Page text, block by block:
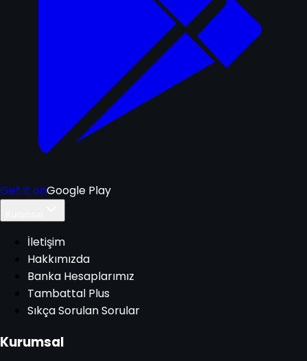
Get it onGoogle Play
İletişim
Hakkımızda
Banka Hesaplarımız
Tambattal Plus
Sıkça Sorulan Sorular
Kurumsal